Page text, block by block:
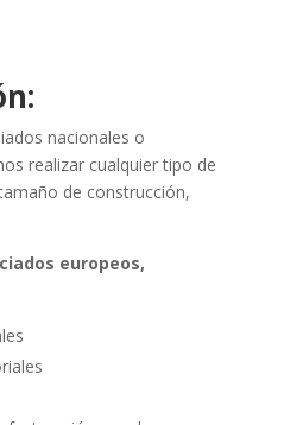
nacionales o
realizar cualquier tipo de
de construcción,
europeos,